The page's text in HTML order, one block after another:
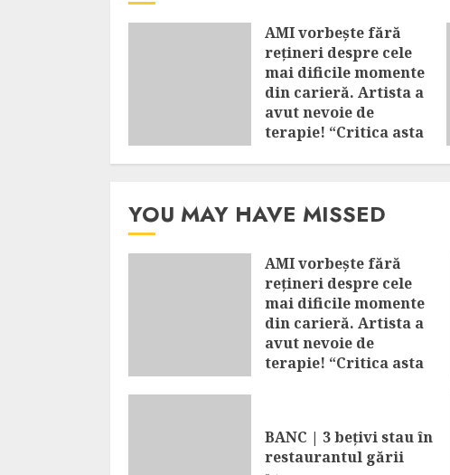
AMI vorbește fără
rețineri despre cele
mai dificile momente
din carieră. Artista a
avut nevoie de
terapie! “Critica asta
YOU MAY HAVE MISSED
AMI vorbește fără
rețineri despre cele
mai dificile momente
din carieră. Artista a
avut nevoie de
terapie! “Critica asta
BANC | 3 bețivi stau în
restaurantul gării